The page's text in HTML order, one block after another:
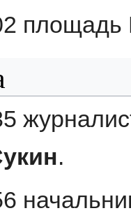
площадь
.